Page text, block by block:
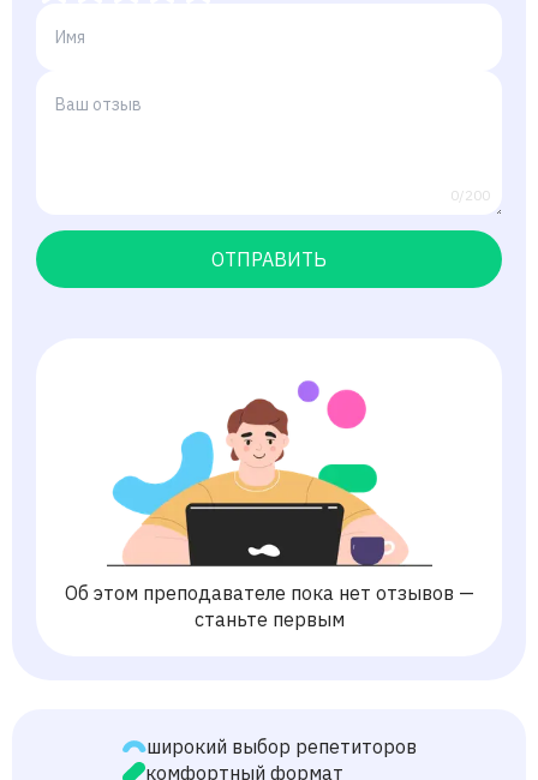
0/200
ОТПРАВИТЬ
Об этом преподавателе пока нет отзывов —
станьте первым
широкий выбор репетиторов
комфортный формат